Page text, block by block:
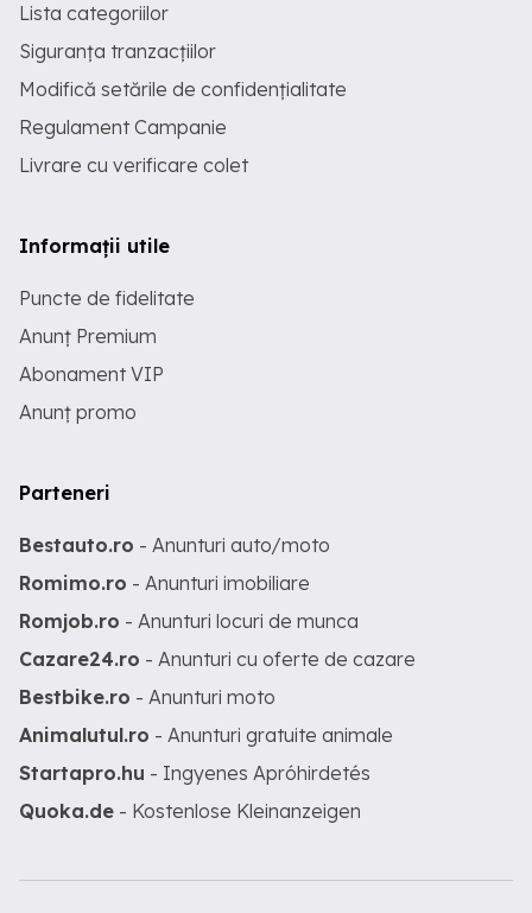
Lista categoriilor
Siguranța tranzacțiilor
Modifică setările de confidențialitate
Regulament Campanie
Livrare cu verificare colet
Informații utile
Puncte de fidelitate
Anunț Premium
Abonament VIP
Anunț promo
Parteneri
Bestauto.ro - Anunturi auto/moto
Romimo.ro - Anunturi imobiliare
Romjob.ro - Anunturi locuri de munca
Cazare24.ro - Anunturi cu oferte de cazare
Bestbike.ro - Anunturi moto
Animalutul.ro - Anunturi gratuite animale
Startapro.hu - Ingyenes Apróhirdetés
Quoka.de - Kostenlose Kleinanzeigen